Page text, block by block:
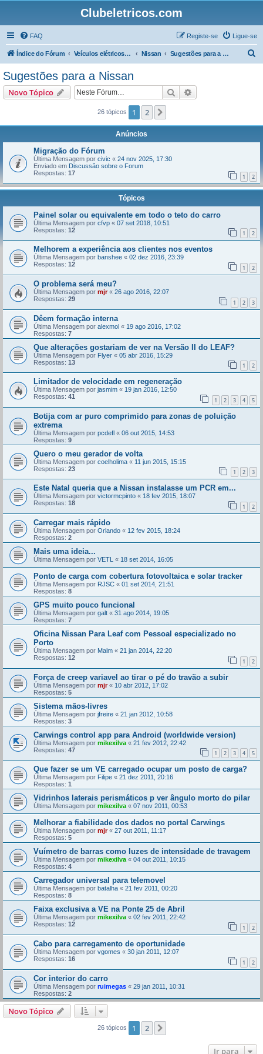
Clubeletricos.com
FAQ Ligue-se
Registe-se
Índice do Fórum Veículos elétricos e híbridos plug-in Nissan Sugestões para a Nissan
Sugestões para a Nissan
Novo Tópico Pesquisar
26 tópicos 1 2
Anúncios
Migração do Fórum
Última Mensagem por civic « 24 nov 2025, 17:30
Enviado em Discussão sobre o Forum
Respostas: 17 1 2
Tópicos
Painel solar ou equivalente em todo o teto do carro
Última Mensagem por cfvp « 07 set 2018, 10:51
Respostas: 12 1 2
Melhorem a experiência aos clientes nos eventos
Última Mensagem por banshee « 02 dez 2016, 23:39
Respostas: 12 1 2
O problema será meu?
Última Mensagem por mjr« 26 ago 2016, 22:07
Respostas: 29 1 2 3
Dêem formação interna
Última Mensagem por alexmol « 19 ago 2016, 17:02
Respostas: 7
Que alterações gostariam de ver na Versão II do LEAF?
Última Mensagem por Flyer « 05 abr 2016, 15:29
Respostas: 13 1 2
Limitador de velocidade em regeneração
Última Mensagem por jasmim « 19 jan 2016, 12:50
Respostas: 41 1 2 3 4 5
Botija com ar puro comprimido para zonas de poluição
extrema
Última Mensagem por pcdefl « 06 out 2015, 14:53
Respostas: 9
Quero o meu gerador de volta
Última Mensagem por coelholima « 11 jun 2015, 15:15
Respostas: 23 1 2 3
Este Natal queria que a Nissan instalasse um PCR em...
Última Mensagem por victormcpinto « 18 fev 2015, 18:07
Respostas: 18 1 2
Carregar mais rápido
Última Mensagem por Orlando « 12 fev 2015, 18:24
Respostas: 2
Mais uma ideia...
Última Mensagem por VETL « 18 set 2014, 16:05
Ponto de carga com cobertura fotovoltaica e solar tracker
Última Mensagem por RJSC « 01 set 2014, 21:51
Respostas: 8
GPS muito pouco funcional
Última Mensagem por galt « 31 ago 2014, 19:05
Respostas: 7
Oficina Nissan Para Leaf com Pessoal especializado no
Porto
Última Mensagem por Malm « 21 jan 2014, 22:20
Respostas: 12 1 2
Força de creep variavel ao tirar o pé do travão a subir
Última Mensagem por mjr« 10 abr 2012, 17:02
Respostas: 5
Sistema mãos-livres
Última Mensagem por jfreire « 21 jan 2012, 10:58
Respostas: 3
Carwings control app para Android (worldwide version)
Última Mensagem por mikexilva « 21 fev 2012, 22:42
Respostas: 47 1 2 3 4 5
Que fazer se um VE carregado ocupar um posto de carga?
Última Mensagem por Filipe « 21 dez 2011, 20:16
Respostas: 1
Vidrinhos laterais perismáticos p ver ângulo morto do pilar
Última Mensagem por mikexilva« 07 nov 2011, 00:53
Melhorar a fiabilidade dos dados no portal Carwings
Última Mensagem por mjr« 27 out 2011, 11:17
Respostas: 5
Vuímetro de barras como luzes de intensidade de travagem
Última Mensagem por mikexilva« 04 out 2011, 10:15
Respostas: 4
Carregador universal para telemovel
Última Mensagem por batalha « 21 fev 2011, 00:20
Respostas: 8
Faixa exclusiva a VE na Ponte 25 de Abril
Última Mensagem por mikexilva« 02 fev 2011, 22:42
Respostas: 12 1 2
Cabo para carregamento de oportunidade
Última Mensagem por vgomes « 30 jan 2011, 12:07
Respostas: 16 1 2
Cor interior do carro
Última Mensagem por ruimegas « 29 jan 2011, 10:31
Respostas: 2
Novo Tópico
26 tópicos 1 2
Ir para